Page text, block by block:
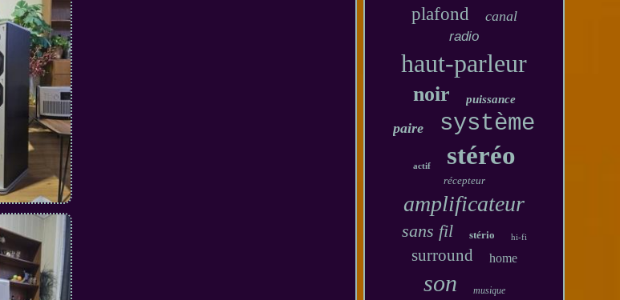
plafond canal
radio
haut-parleur
noir puissance
paire système
actif stéréo
récepteur
amplificateur
sans fil stério hi-fi
surround home
son musique